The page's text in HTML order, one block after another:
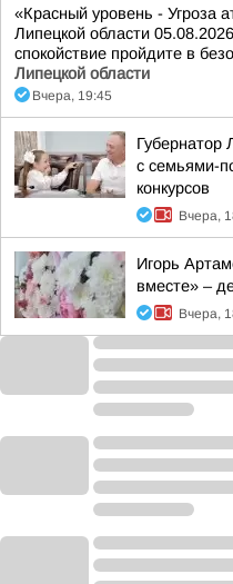
«Красный уровень - Угроза
Липецкой области
спокойствие пройдите в
Липецкой области
Вчера, 19:45
Губернатор
с семьями-
конкурсов
Вчера,
Игорь
вместе» –
Вчера,